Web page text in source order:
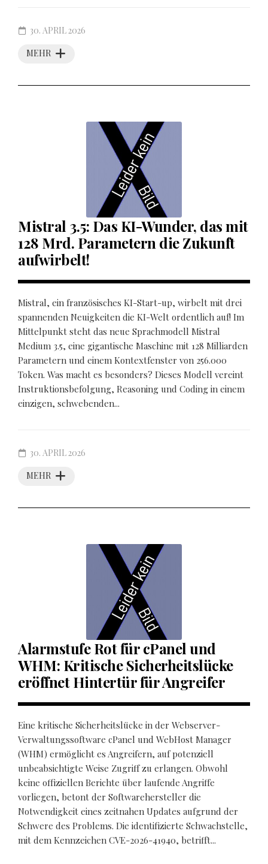
MEHR
30. APRIL 2026
Mistral 3.5: Das KI-Wunder, das mit
128 Mrd. Parametern die Zukunft
aufwirbelt!
Mistral, ein französisches KI-Start-up, wirbelt mit drei
spannenden Neuigkeiten die KI-Welt ordentlich auf! Im
Mittelpunkt steht das neue Sprachmodell Mistral
Medium 3.5, eine gigantische Maschine mit 128 Milliarden
Parametern und einem Kontextfenster von 256.000
Token. Was macht es besonders? Dieses Modell vereint
Instruktionsbefolgung, Reasoning und Coding in einem
einzigen, schwebenden...
MEHR
30. APRIL 2026
Alarmstufe Rot für cPanel und
WHM: Kritische Sicherheitslücke
eröffnet Hintertür für Angreifer
Eine kritische Sicherheitslücke in der Webserver-
Verwaltungssoftware cPanel und WebHost Manager
(WHM) ermöglicht es Angreifern, auf potenziell
unbeabsichtigte Weise Zugriff zu erlangen. Obwohl
keine offiziellen Berichte über laufende Angriffe
vorliegen, betont der Softwarehersteller die
Notwendigkeit eines zeitnahen Updates aufgrund der
Schwere des Problems. Die identifizierte Schwachstelle,
mit dem Kennzeichen CVE-2026-41940, betrifft...